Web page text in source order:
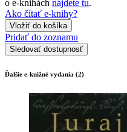
o e-knihách nájdete tu.
Ako čítať e-knihy?
Vložiť do košíka
Pridať do zoznamu
Sledovať dostupnosť
Ďalšie e-knižné vydania (2)